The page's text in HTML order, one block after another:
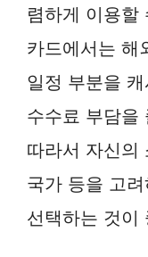
렴하게 이용할
카드에서는 해
일정 부분을
수수료 부담을
따라서 자신의
국가 등을 고
선택하는 것이